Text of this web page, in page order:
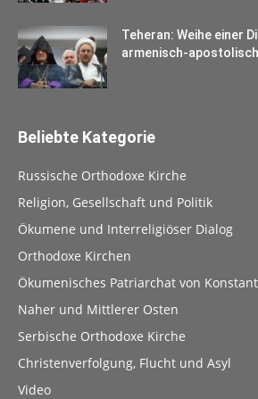
Teheran: Weihe einer
armenisch-
Beliebte Kategorie
Russische Orthodoxe Kirche
Religion, Gesellschaft und Politik
Ökumene und Interreligiöser Dialog
Orthodoxe Kirchen
Ökumenisches Patriarchat von
Naher und Mittlerer Osten
Serbische Orthodoxe Kirche
Christenverfolgung, Flucht und Asyl
Video